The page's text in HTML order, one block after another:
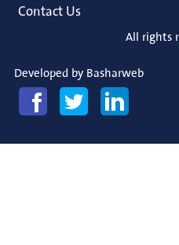
Contact Us
All rights
Developed by Basharweb